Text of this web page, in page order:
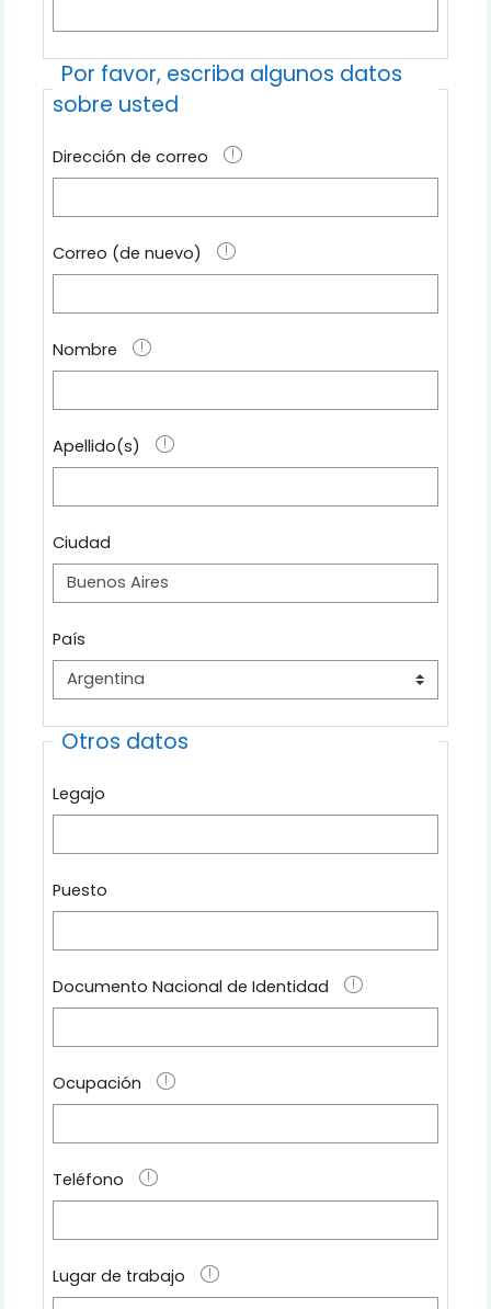
Por favor, escriba algunos datos
sobre usted
Dirección de correo
Correo (de nuevo)
Nombre
Apellido(s)
Ciudad
País
Otros datos
Legajo
Puesto
Documento Nacional de Identidad
Ocupación
Teléfono
Lugar de trabajo